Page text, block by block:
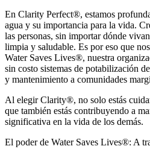
En Clarity Perfect®, estamos
agua y su importancia para la vida.
las personas, sin importar dónde
limpia y saludable. Es por eso que
Water Saves Lives®, nuestra
sin costo sistemas de potabilización
y mantenimiento a comunidades
Al elegir Clarity®, no solo estás
que también estás contribuyendo a
significativa en la vida de los demás.
El poder de Water Saves Lives®: A